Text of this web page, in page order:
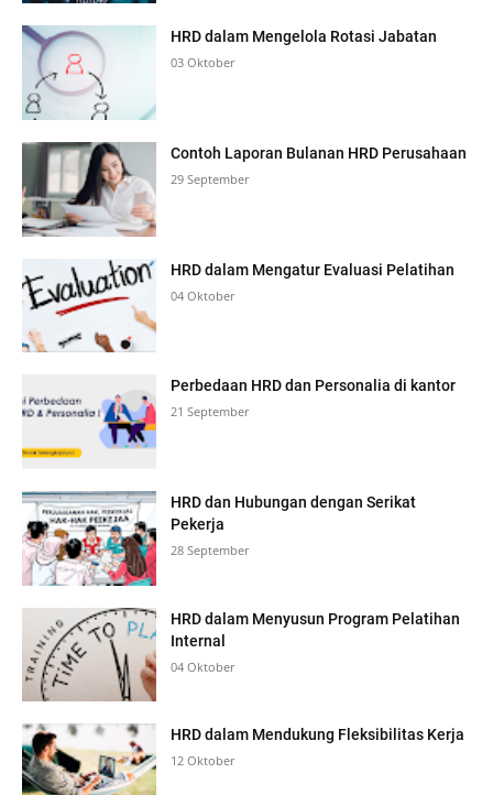
HRD dalam Mengelola Rotasi Jabatan
03 Oktober
Contoh Laporan Bulanan HRD Perusahaan
29 September
HRD dalam Mengatur Evaluasi Pelatihan
04 Oktober
Perbedaan HRD dan Personalia di kantor
21 September
HRD dan Hubungan dengan Serikat
Pekerja
28 September
HRD dalam Menyusun Program Pelatihan
Internal
04 Oktober
HRD dalam Mendukung Fleksibilitas Kerja
12 Oktober